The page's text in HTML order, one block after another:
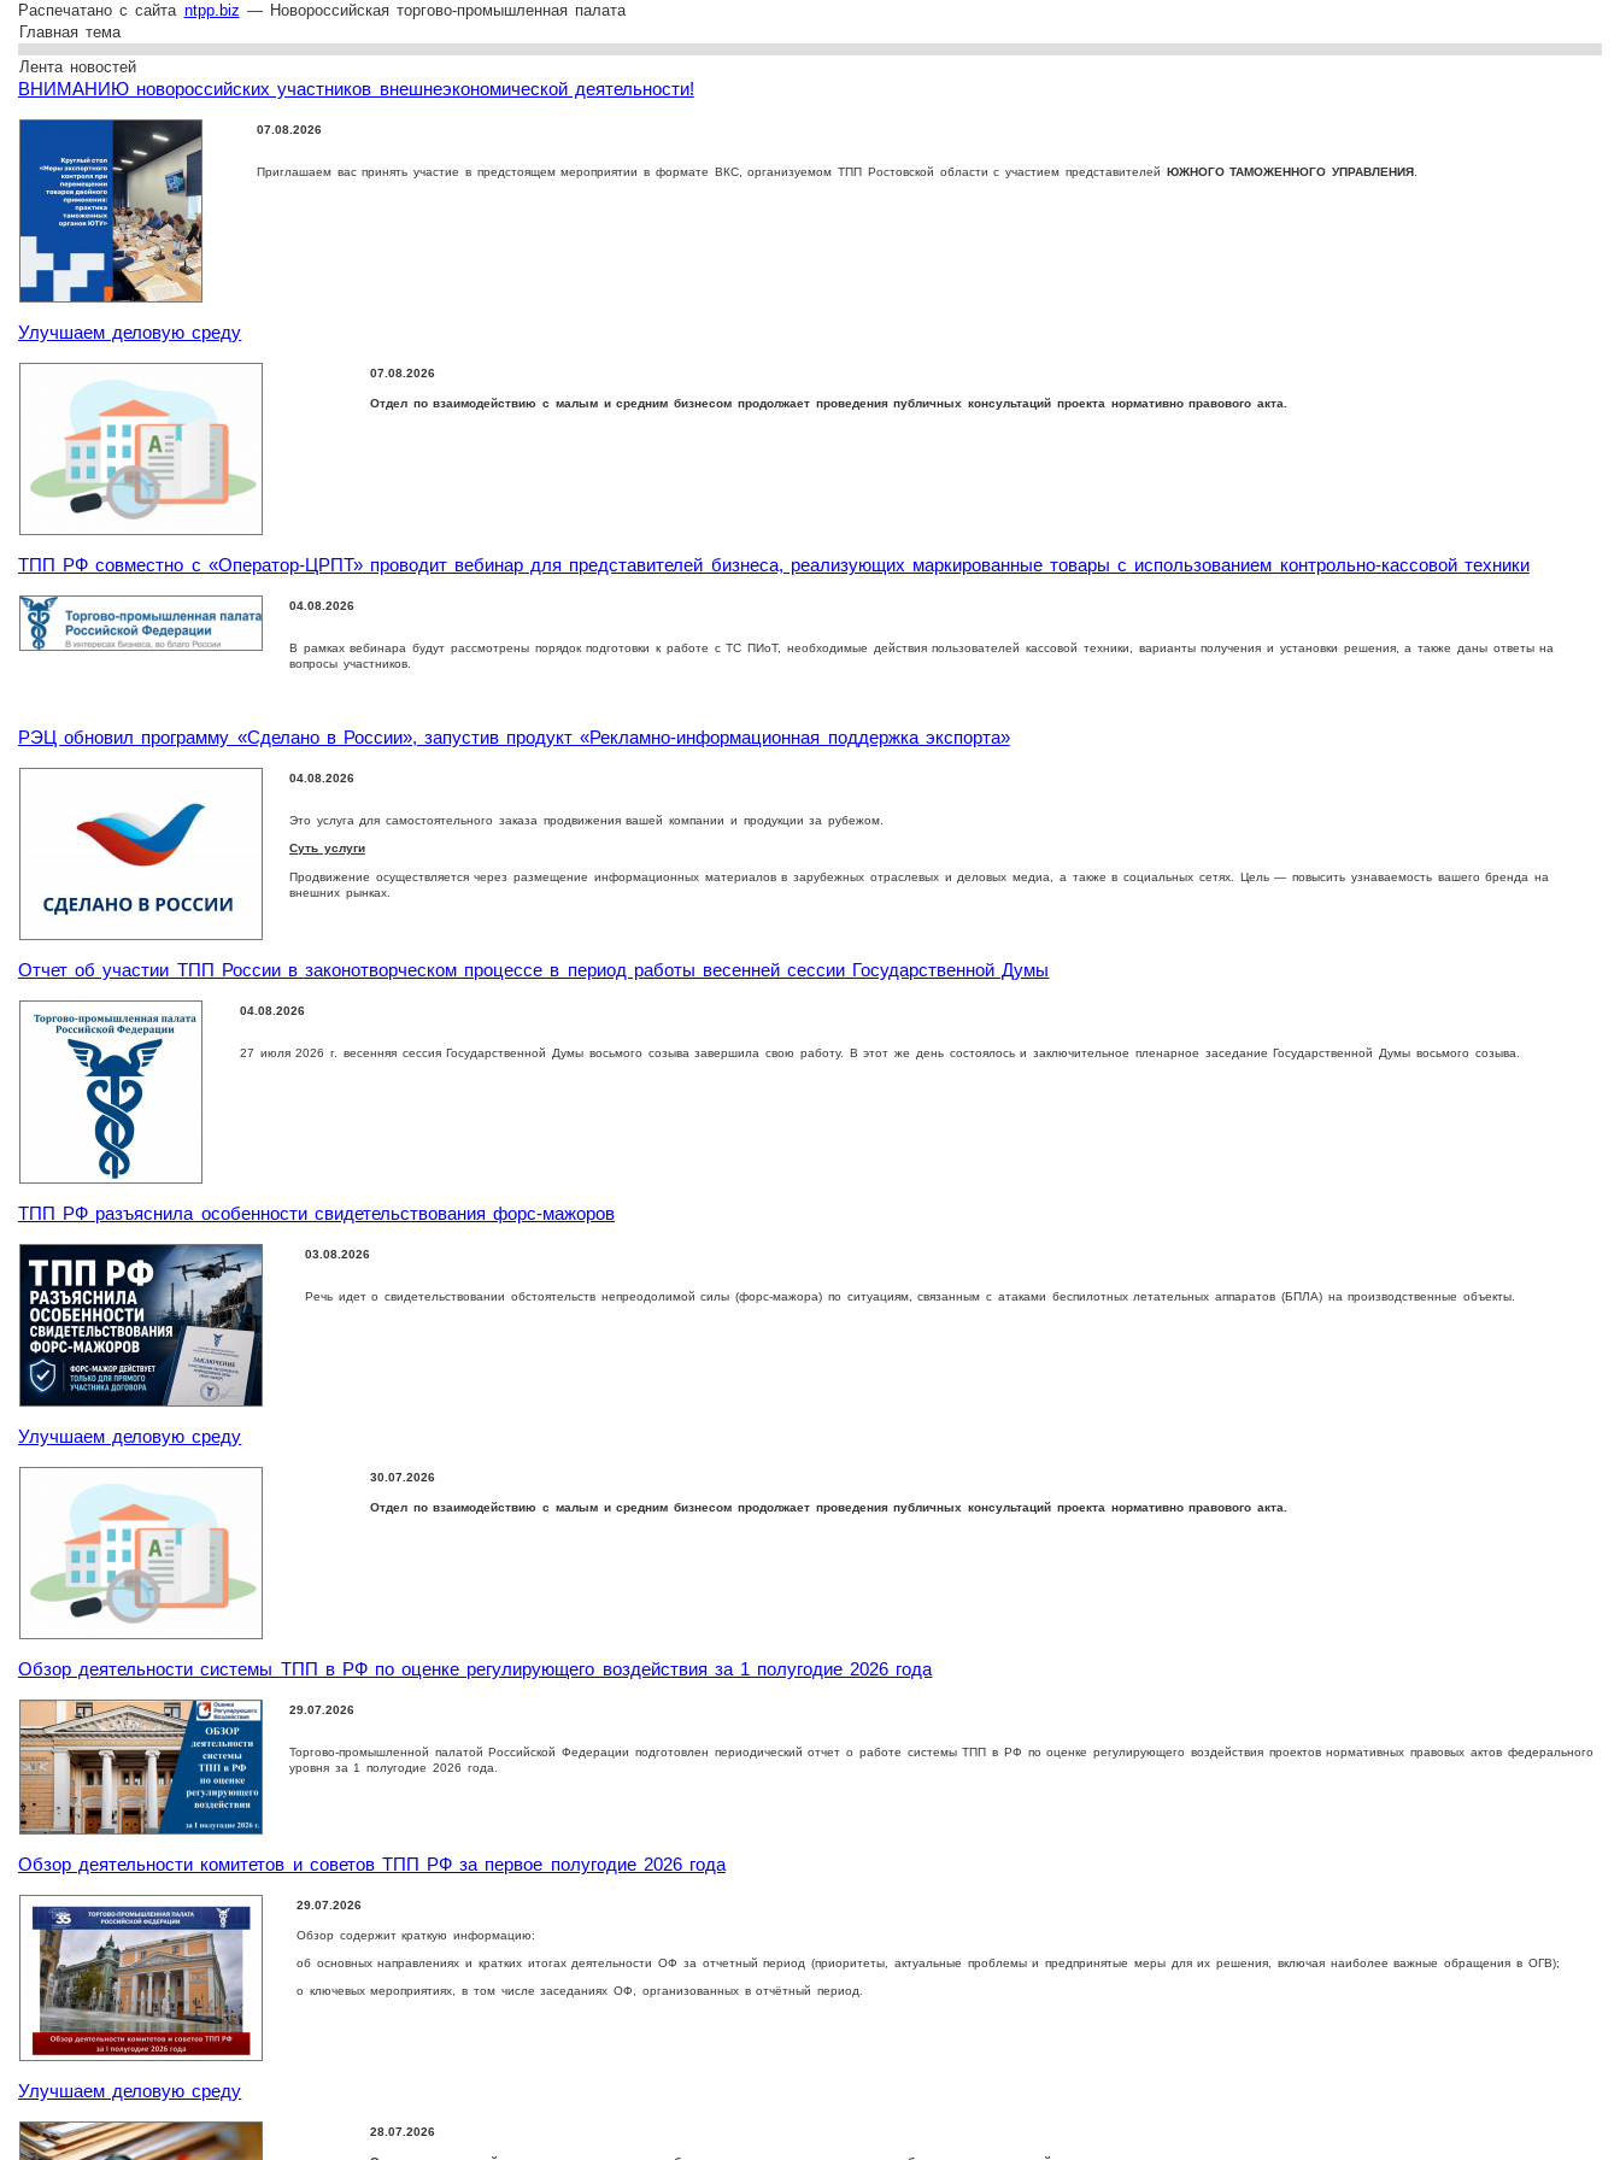
Распечатано с сайта ntpp.biz — Новороссийская торгово-промышленная палата
Главная тема
Лента новостей
ВНИМАНИЮ новороссийских участников внешнеэкономической деятельности!
07.08.2026
Приглашаем вас принять участие в предстоящем мероприятии в формате ВКС, организуемом ТПП Ростовской области с участием представителей ЮЖНОГО ТАМОЖЕННОГО УПРАВЛЕНИЯ.
Улучшаем деловую среду
07.08.2026
Отдел по взаимодействию с малым и средним бизнесом продолжает проведения публичных консультаций проекта нормативно правового акта.
ТПП РФ совместно с «Оператор-ЦРПТ» проводит вебинар для представителей бизнеса, реализующих маркированные товары с использованием контрольно-кассовой техники
04.08.2026
В рамках вебинара будут рассмотрены порядок подготовки к работе с ТС ПИоТ, необходимые действия пользователей кассовой техники, варианты получения и установки решения, а также даны ответы на
вопросы участников.
РЭЦ обновил программу «Сделано в России», запустив продукт «Рекламно-информационная поддержка экспорта»
04.08.2026
Это услуга для самостоятельного заказа продвижения вашей компании и продукции за рубежом.
Суть услуги
Продвижение осуществляется через размещение информационных материалов в зарубежных отраслевых и деловых медиа, а также в социальных сетях. Цель — повысить узнаваемость вашего бренда на
внешних рынках.
Отчет об участии ТПП России в законотворческом процессе в период работы весенней сессии Государственной Думы
04.08.2026
27 июля 2026 г. весенняя сессия Государственной Думы восьмого созыва завершила свою работу. В этот же день состоялось и заключительное пленарное заседание Государственной Дyмы восьмого созыва.
ТПП РФ разъяснила особенности свидетельствования форс-мажоров
03.08.2026
Речь идет о свидетельствовании обстоятельств непреодолимой силы (форс-мажора) по ситуациям, связанным с атаками беспилотных летательных аппаратов (БПЛА) на производственные объекты.
Улучшаем деловую среду
30.07.2026
Отдел по взаимодействию с малым и средним бизнесом продолжает проведения публичных консультаций проекта нормативно правового акта.
Обзор деятельности системы ТПП в РФ по оценке регулирующего воздействия за 1 полугодие 2026 года
29.07.2026
Торгово-промышленной палатой Российской Федерации подготовлен периодический отчет о работе системы ТПП в РФ по оценке регулирующего воздействия проектов нормативных правовых актов федерального
уровня за 1 полугодие 2026 года.
Обзор деятельности комитетов и советов ТПП РФ за первое полугодие 2026 года
29.07.2026
Обзор содержит краткую информацию:
об основных направлениях и кратких итогах деятельности ОФ за отчетный период (приоритеты, актуальные проблемы и предпринятые меры для их решения, включая наиболее важные обращения в ОГВ);
о ключевых мероприятиях, в том числе заседаниях ОФ, организованных в отчётный период.
Улучшаем деловую среду
28.07.2026